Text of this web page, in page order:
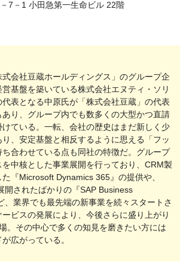
7－1 小田急第一生命ビル 22階
会社豆蔵ホールディングス」のグループ企
基盤を築いている株式会社エヌティ・ソリ
代表となる中原氏が「株式会社豆蔵」の代表
り、グループ内でも数多くの大型かつ直請
ている。一転、会社の歴史はまだ新しく少
、安定基盤と相反するように思える「フッ
ち合わせている点も同社の特徴だ。グループ
中核とした事業展開を行っており、CRM製
『Microsoft Dynamics 365』の提供や、
開されたばかりの『SAP Business
、業界でも最先端の新事業を続々スタートさ
ビスの発展により、今後さらに盛り上がり
。その中心で多くの知見を磨きたい方には
広がっている。